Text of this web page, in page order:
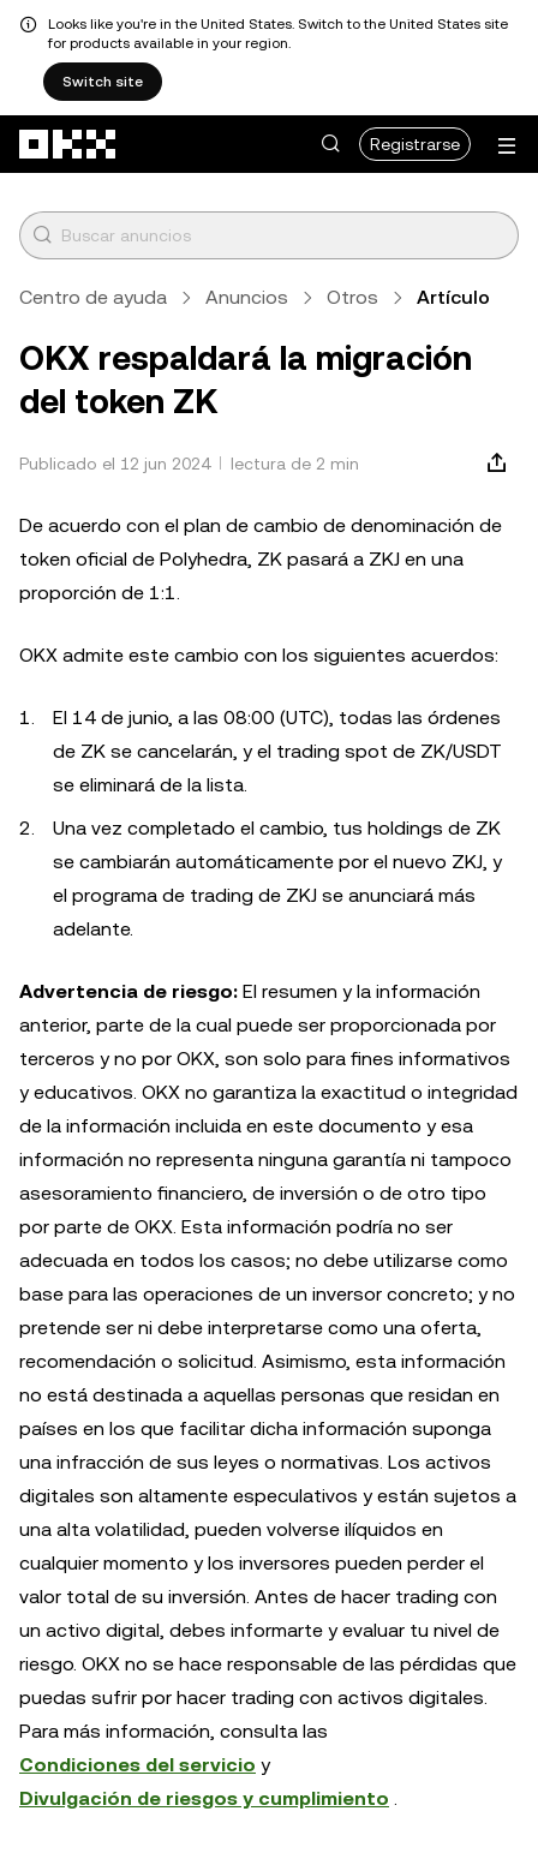
Looks like you're in the United States. Switch to the United States site
for products available in your region.
Switch site
Registrarse
Centro de ayuda Anuncios Otros Artículo
OKX respaldará la migración
del token ZK
Publicado el 12 jun 2024 lectura de 2 min
De acuerdo con el plan de cambio de denominación de
token oficial de Polyhedra, ZK pasará a ZKJ en una
proporción de 1:1.
OKX admite este cambio con los siguientes acuerdos:
El 14 de junio, a las 08:00 (UTC), todas las órdenes
de ZK se cancelarán, y el trading spot de ZK/USDT
se eliminará de la lista.
Una vez completado el cambio, tus holdings de ZK
se cambiarán automáticamente por el nuevo ZKJ, y
el programa de trading de ZKJ se anunciará más
adelante.
Advertencia de riesgo: El resumen y la información
anterior, parte de la cual puede ser proporcionada por
terceros y no por OKX, son solo para fines informativos
y educativos. OKX no garantiza la exactitud o integridad
de la información incluida en este documento y esa
información no representa ninguna garantía ni tampoco
asesoramiento financiero, de inversión o de otro tipo
por parte de OKX. Esta información podría no ser
adecuada en todos los casos; no debe utilizarse como
base para las operaciones de un inversor concreto; y no
pretende ser ni debe interpretarse como una oferta,
recomendación o solicitud. Asimismo, esta información
no está destinada a aquellas personas que residan en
países en los que facilitar dicha información suponga
una infracción de sus leyes o normativas. Los activos
digitales son altamente especulativos y están sujetos a
una alta volatilidad, pueden volverse ilíquidos en
cualquier momento y los inversores pueden perder el
valor total de su inversión. Antes de hacer trading con
un activo digital, debes informarte y evaluar tu nivel de
riesgo. OKX no se hace responsable de las pérdidas que
puedas sufrir por hacer trading con activos digitales.
Para más información, consulta las
Condiciones del servicio y
Divulgación de riesgos y cumplimiento .